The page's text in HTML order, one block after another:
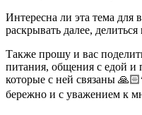
Интересна ли эта тема для
раскрывать далее,
Также прошу и вас
питания, общения с едой
которые с ней связаны
бережно и с уважением к